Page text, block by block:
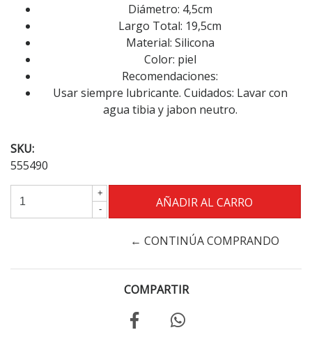
Diámetro: 4,5cm
Largo Total: 19,5cm
Material: Silicona
Color: piel
Recomendaciones:
Usar siempre lubricante. Cuidados: Lavar con
agua tibia y jabon neutro.
SKU:
555490
+
-
← CONTINÚA COMPRANDO
COMPARTIR